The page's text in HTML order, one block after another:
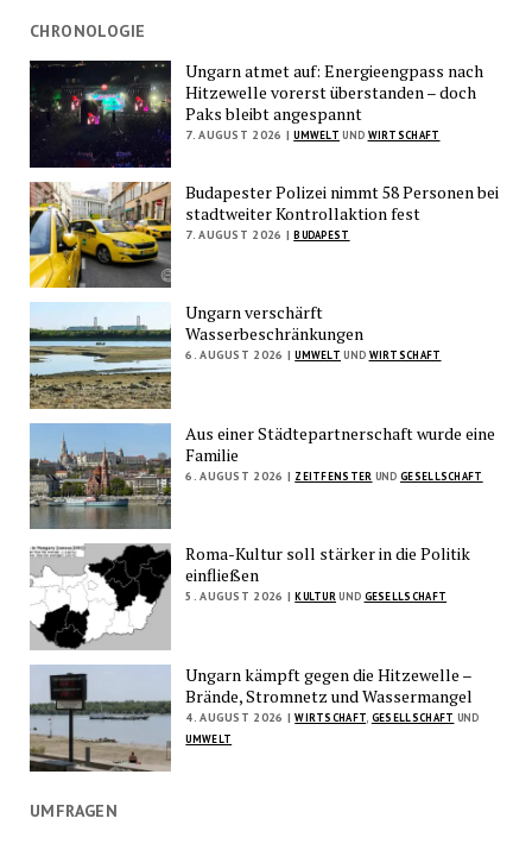
CHRONOLOGIE
Ungarn atmet auf: Energieengpass nach
Hitzewelle vorerst überstanden – doch
Paks bleibt angespannt
7. AUGUST 2026 | UMWELT UND WIRTSCHAFT
Budapester Polizei nimmt 58 Personen bei
stadtweiter Kontrollaktion fest
7. AUGUST 2026 | BUDAPEST
Ungarn verschärft
Wasserbeschränkungen
6. AUGUST 2026 | UMWELT UND WIRTSCHAFT
Aus einer Städtepartnerschaft wurde eine
Familie
6. AUGUST 2026 | ZEITFENSTER UNDGESELLSCHAFT
Roma-Kultur soll stärker in die Politik
einfließen
5. AUGUST 2026 | KULTURUND GESELLSCHAFT
Ungarn kämpft gegen die Hitzewelle –
Brände, Stromnetz und Wassermangel
4. AUGUST 2026 | WIRTSCHAFT GESELLSCHAFT UND
UMWELT
UMFRAGEN